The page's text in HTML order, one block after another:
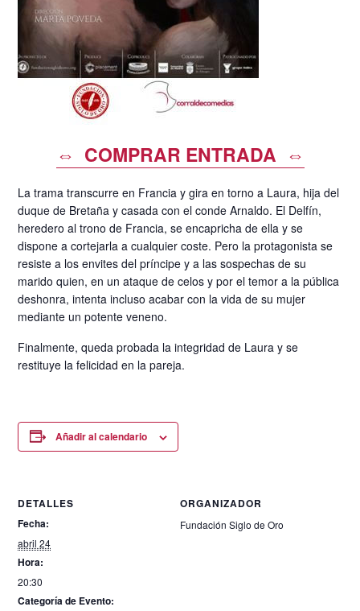
⇔ COMPRAR ENTRADA ⇔
La trama transcurre en Francia y gira en torno a Laura, hija del
duque de Bretaña y casada con el conde Arnaldo. El Delfín,
heredero al trono de Francia, se encapricha de ella y se
dispone a cortejarla a cualquier coste. Pero la protagonista se
resiste a los envites del príncipe y a las sospechas de su
marido quien, en un ataque de celos y por el temor a la pública
deshonra, intenta incluso acabar con la vida de su mujer
mediante un potente veneno.
Finalmente, queda probada la integridad de Laura y se
restituye la felicidad en la pareja.
Añadir al calendario
DETALLES
Fecha:
abril 24
Hora:
20:30
Categoría de Evento:
ORGANIZADOR
Fundación Siglo de Oro